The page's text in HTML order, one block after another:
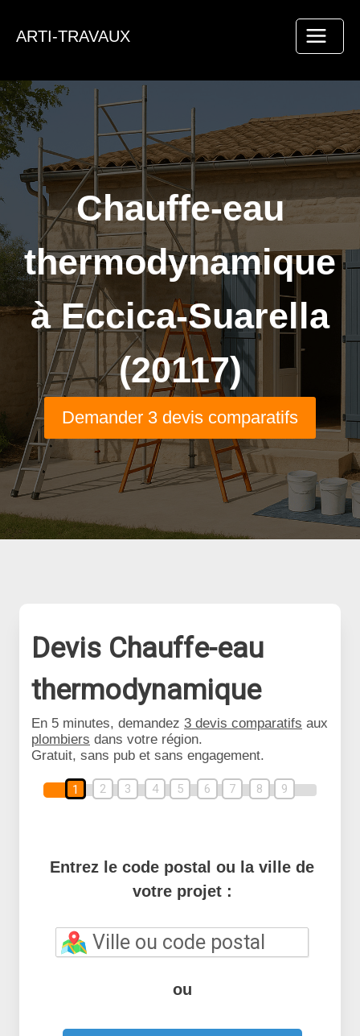
ARTI-TRAVAUX
Chauffe-eau
thermodynamique
à Eccica-Suarella
(20117)
Demander 3 devis comparatifs
Devis Chauffe-eau
thermodynamique
En 5 minutes, demandez 3 devis comparatifs aux
plombiers dans votre région.
Gratuit, sans pub et sans engagement.
1 2 3 4 5 6 7 8 9
Entrez le code postal ou la ville de
votre projet :
ou